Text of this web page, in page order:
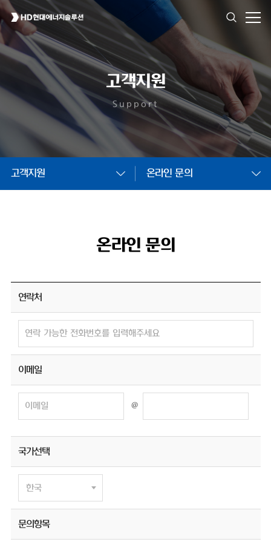
고객지원
Support
고객지원 온라인 문의
온라인 문의
연락처
이메일
@
국가선택
문의항목